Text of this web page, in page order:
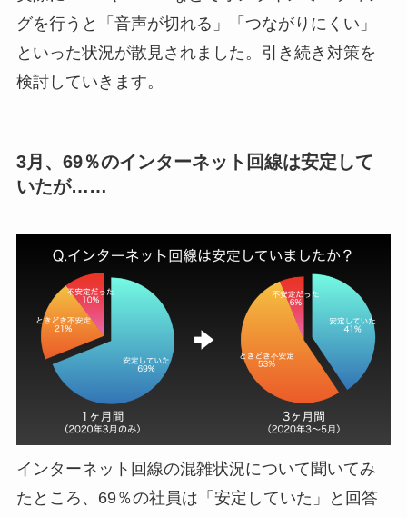
グを行うと「音声が切れる」「つながりにくい」
といった状況が散見されました。引き続き対策を
検討していきます。
3月、69％のインターネット回線は安定して
いたが……
インターネット回線の混雑状況について聞いてみ
たところ、69％の社員は「安定していた」と回答